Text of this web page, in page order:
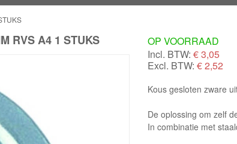
RVS A4 1 STUKS
OP VOORRAAD
Incl. BTW: €3,05
Excl. BTW: € 2,52
Kous gesloten zware
De oplossing om zelf
In combinatie met